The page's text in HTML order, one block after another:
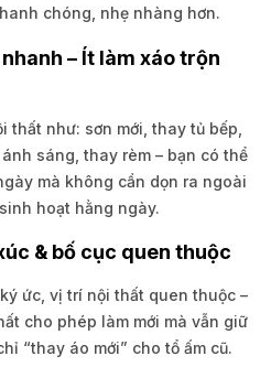
chóng, nhẹ nhàng hơn.
– Ít làm xáo trộn
thất như: sơn mới, thay tủ bếp,
sáng, thay rèm – bạn có thể
mà không cần dọn ra ngoài
hoạt hằng ngày.
& bố cục quen thuộc
ức, vị trí nội thất quen thuộc –
cho phép làm mới mà vẫn giữ
“thay áo mới” cho tổ ấm cũ.